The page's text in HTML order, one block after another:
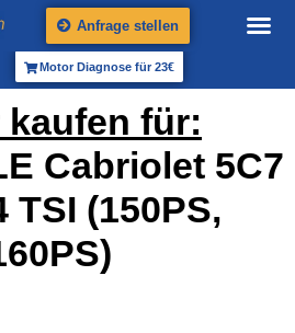
Anfrage stellen
Motor Diagnose für 23€
kaufen für:
Cabriolet 5C7
TSI (150PS,